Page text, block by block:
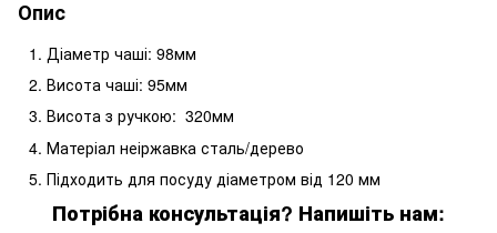
Опис
Діаметр чаші: 98мм
Висота чаші: 95мм
Висота з ручкою: 320мм
Матеріал неіржавка сталь/дерево
Підходить для посуду діаметром від 120 мм
Потрібна консультація? Напишіть нам: